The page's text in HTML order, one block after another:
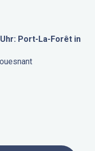
Port-La-Forêt in